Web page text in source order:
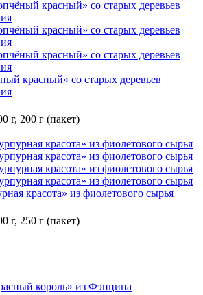
красный» со старых деревьев
г, 200 г (пакет)
красота» из фиолетового сырья
г, 250 г (пакет)